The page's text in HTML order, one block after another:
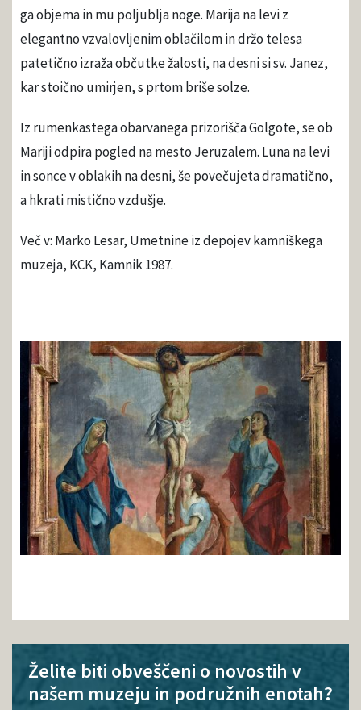
ga objema in mu poljublja noge. Marija na levi z
elegantno vzvalovljenim oblačilom in držo telesa
patetično izraža občutke žalosti, na desni si sv. Janez,
kar stoično umirjen, s prtom briše solze.
Iz rumenkastega obarvanega prizorišča Golgote, se ob
Mariji odpira pogled na mesto Jeruzalem. Luna na levi
in sonce v oblakih na desni, še povečujeta dramatično,
a hkrati mistično vzdušje.
Več v: Marko Lesar, Umetnine iz depojev kamniškega
muzeja, KCK, Kamnik 1987.
Želite biti obveščeni o novostih v
našem muzeju in podružnih enotah?